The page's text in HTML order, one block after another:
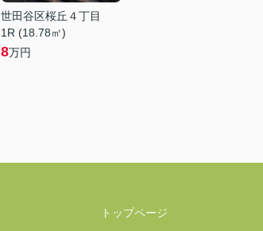
世田谷区桜丘４丁目
1R (18.78㎡)
8万円
トップページ